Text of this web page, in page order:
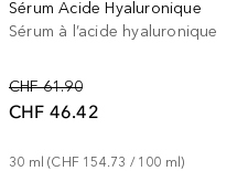
Sérum Acide Hyaluronique
Sérum à l’acide hyaluronique
CHF 61.90
CHF 46.42
30 ml (CHF 154.73 / 100 ml)